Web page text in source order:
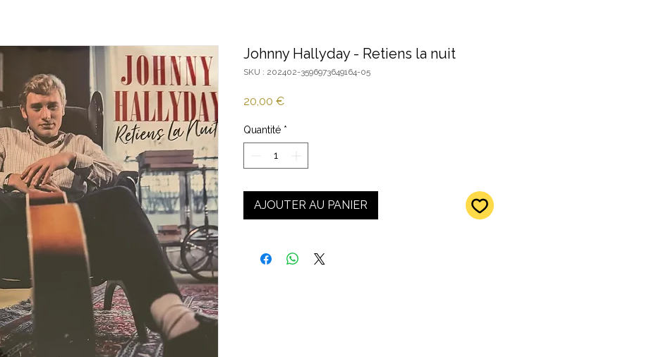
Johnny Hallyday - Retiens la nuit
SKU : 202402-3596973649164-05
20,00 €Prix
Quantité *
AJOUTER AU PANIER